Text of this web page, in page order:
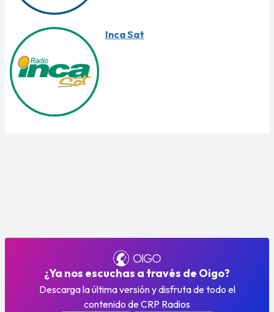
Inca Sat
¿Ya nos escuchas a través de Oigo?
Descarga la última versión y disfruta de todo el
contenido de CRP Radios